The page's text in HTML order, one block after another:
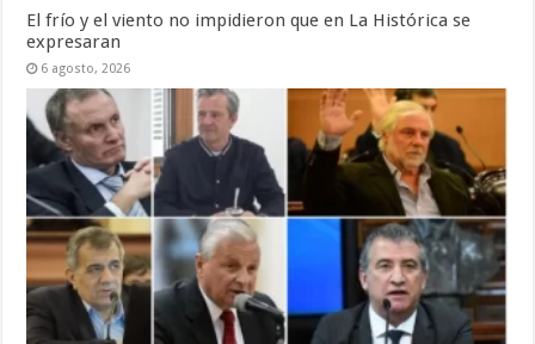
El frío y el viento no impidieron que en La Histórica se
expresaran
6 agosto, 2026